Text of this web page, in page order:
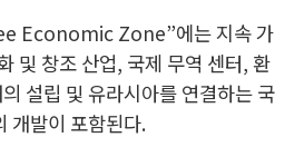
Economic Zone”에는 지속 가
및 창조 산업, 국제 무역 센터, 환
설립 및 유라시아를 연결하는 국
개발이 포함된다.